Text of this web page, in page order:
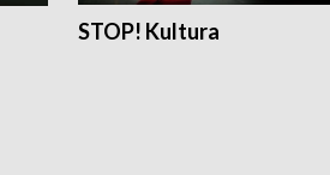
STOP! Kultura